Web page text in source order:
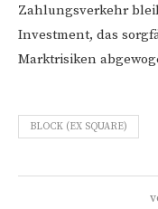
Zahlungsverkehr
Investment, das
Marktrisiken
BLOCK (EX SQUARE)